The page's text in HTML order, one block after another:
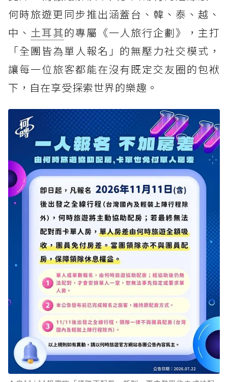
何時旅遊更同步推出涵蓋台、韓、泰、越、
中、 土耳其的專屬《一人旅行企劃》，主打
「全團皆為單人報名」的無壓力社交模式，
讓每一位旅客都能在沒有既定交友圈的包袱
下，自在享受探索世界的樂趣。